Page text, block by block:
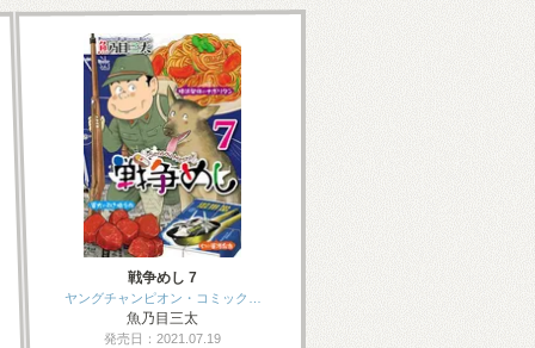
戦争めし 7
ヤングチャンピオン・コミック…
魚乃目三太
発売日：2021.07.19